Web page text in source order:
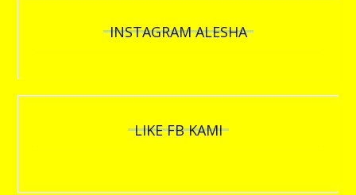
INSTAGRAM ALESHA
LIKE FB KAMI